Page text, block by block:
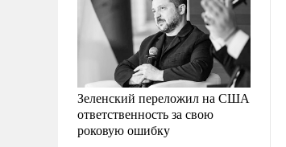
Зеленский переложил на США
ответственность за свою
роковую ошибку